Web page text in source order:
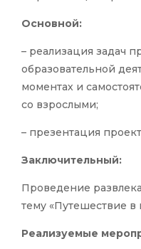
Основной:
– реализация задач
образовательной
моментах и
со взрослыми;
– презентация
Заключительный:
Проведение
тему «Путешествие в
Реализуемые